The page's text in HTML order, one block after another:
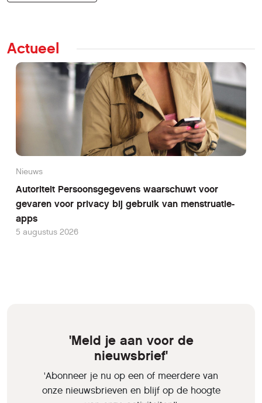
Actueel
Nieuws
Autoriteit Persoonsgegevens waarschuwt voor
gevaren voor privacy bij gebruik van menstruatie-
apps
5 augustus 2026
'Meld je aan voor de
nieuwsbrief'
'Abonneer je nu op een of meerdere van
onze nieuwsbrieven en blijf op de hoogte